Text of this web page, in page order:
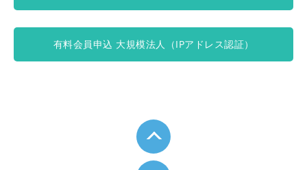
有料会員申込 大規模法人（IPアドレス認証）